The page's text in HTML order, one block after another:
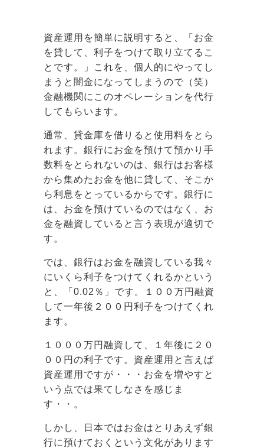
資産運用を簡単に説明すると、「お金
を貸して、利子をつけて取り立てるこ
とです。」これを、個人的にやってし
まうと闇金になってしまうので（笑）
金融機関にこのオペレーションを代行
してもらいます。
通常、貸金庫を借りると使用料をとら
れます。銀行にお金を預けて預かり手
数料をとられないのは、銀行はお客様
から集めたお金を他に貸して、そこか
ら利息をとっているからです。銀行に
は、お金を預けているのではなく、お
金を融資していると言う表現が適切で
す。
では、銀行はお金を融資している我々
にいくら利子をつけてくれるかという
と、「0.02％」です。１００万円融資
して一年後２００円利子をつけてくれ
ます。
１０００万円融資して、１年後に２０
００円の利子です。資産運用と言えば
資産運用ですが・・・お金を増やすと
いう点では果てしなさを感じま
す・・。
しかし、日本ではお金はとりあえず銀
行に預けておくという文化があります